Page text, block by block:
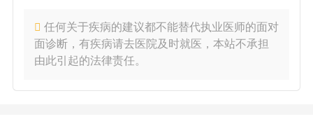
任何关于疾病的建议都不能替代执业医师的面对
面诊断，有疾病请去医院及时就医，本站不承担
由此引起的法律责任。